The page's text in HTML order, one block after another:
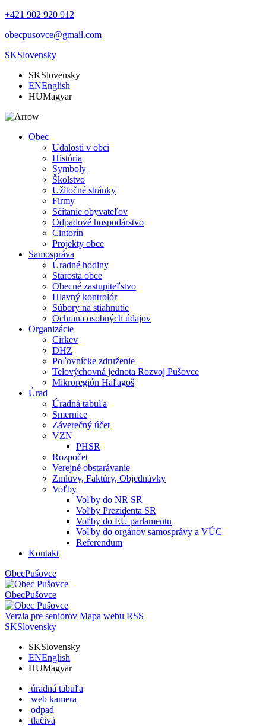
+421 902 920 912
obecpusovce@gmail.com
SKSlovensky
SKSlovensky
ENEnglish
HUMagyar
Obec
Udalosti v obci
História
Symboly
Školstvo
Užitočné stránky
Firmy
Sčítanie obyvateľov
Odpadové hospodárstvo
Cintorín
Projekty obce
Samospráva
Úradné hodiny
Starosta obce
Obecné zastupiteľstvo
Hlavný kontrolór
Súbory na stiahnutie
Ochrana osobných údajov
Organizácie
Cirkev
DHZ
Poľovnícke združenie
Telovýchovná jednota Rozvoj Pušovce
Mikroregión Haľagoš
Úrad
Úradná tabuľa
Smernice
Záverečný účet
VZN
PHSR
Rozpočet
Verejné obstarávanie
Zmluvy, Faktúry, Objednávky
Voľby
Voľby do NR SR
Voľby Prezidenta SR
Voľby do EÚ parlamentu
Voľby do orgánov samosprávy a VÚC
Referendum
Kontakt
ObecPušovce
ObecPušovce
Verzia pre seniorov Mapa webu RSS
SKSlovensky
SKSlovensky
ENEnglish
HUMagyar
úradná tabuľa
web kamera
odpad
tlačivá